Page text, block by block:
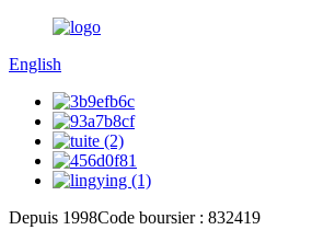
English
Depuis 1998Code boursier : 832419